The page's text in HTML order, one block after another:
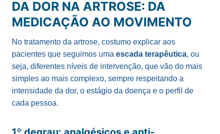
DA DOR NA ARTROSE: DA
MEDICAÇÃO AO MOVIMENTO
No tratamento da artrose, costumo explicar aos
pacientes que seguimos uma escada terapêutica, ou
seja, diferentes níveis de intervenção, que vão do mais
simples ao mais complexo, sempre respeitando a
intensidade da dor, o estágio da doença e o perfil de
cada pessoa.